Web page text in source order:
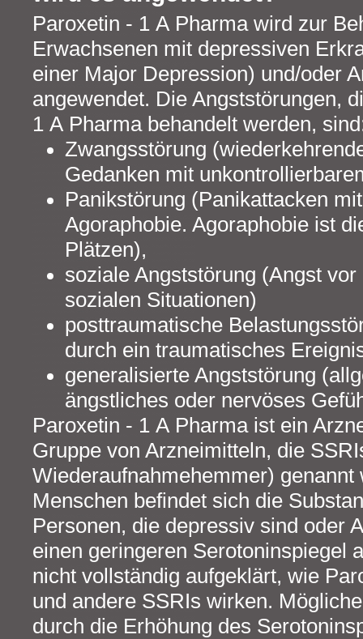
Paroxetin - 1 A Pharma wird zur
Erwachsenen mit depressiven
einer Major Depression) und/oder
angewendet. Die Angststörungen,
1 A Pharma behandelt werden,
Zwangsstörung
Gedanken mit
Panikstörung (Panikattacken
Agoraphobie. Agoraphobie ist
Plätzen),
soziale Angststörung (Angst
sozialen Situationen)
posttraumatische
durch ein traumatisches
generalisierte Angststörung
ängstliches oder nervöses
Paroxetin - 1 A Pharma ist ein
Gruppe von Arzneimitteln, die
Wiederaufnahmehemmer) genannt
Menschen befindet sich die
Personen, die depressiv sind oder
einen geringeren Serotoninspiegel
nicht vollständig aufgeklärt, wie
und andere SSRIs wirken.
durch die Erhöhung des